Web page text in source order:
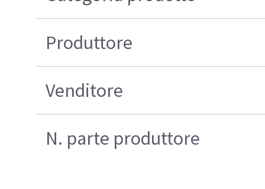
Produttore
Venditore
N. parte produttore